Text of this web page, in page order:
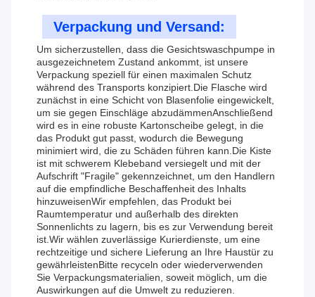
Verpackung und Versand:
Um sicherzustellen, dass die Gesichtswaschpumpe in
ausgezeichnetem Zustand ankommt, ist unsere
Verpackung speziell für einen maximalen Schutz
während des Transports konzipiert.Die Flasche wird
zunächst in eine Schicht von Blasenfolie eingewickelt,
um sie gegen Einschläge abzudämmenAnschließend
wird es in eine robuste Kartonscheibe gelegt, in die
das Produkt gut passt, wodurch die Bewegung
minimiert wird, die zu Schäden führen kann.Die Kiste
ist mit schwerem Klebeband versiegelt und mit der
Aufschrift "Fragile" gekennzeichnet, um den Handlern
auf die empfindliche Beschaffenheit des Inhalts
hinzuweisenWir empfehlen, das Produkt bei
Raumtemperatur und außerhalb des direkten
Sonnenlichts zu lagern, bis es zur Verwendung bereit
ist.Wir wählen zuverlässige Kurierdienste, um eine
rechtzeitige und sichere Lieferung an Ihre Haustür zu
gewährleistenBitte recyceln oder wiederverwenden
Sie Verpackungsmaterialien, soweit möglich, um die
Auswirkungen auf die Umwelt zu reduzieren.